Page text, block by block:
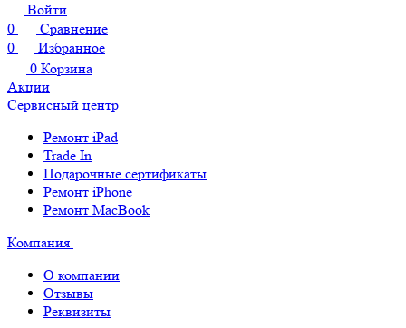
Войти
0
Сравнение
0
Избранное
0 Корзина
Акции
Сервисный центр
Ремонт iPad
Trade In
Подарочные сертификаты
Ремонт iPhone
Ремонт MacBook
Компания
О компании
Отзывы
Реквизиты